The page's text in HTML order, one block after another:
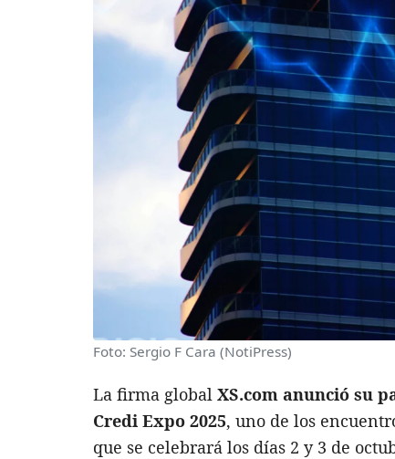
Foto: Sergio F Cara (NotiPress)
La firma global XS.com anunció su
Credi Expo 2025, uno de los
que se celebrará los días 2 y 3 de